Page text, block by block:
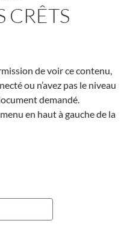
CRÊTS
de voir ce contenu,
ou n’avez pas le niveau
demandé.
en haut à gauche de la